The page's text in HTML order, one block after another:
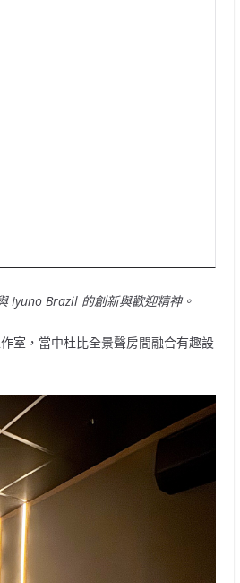
Iyuno Brazil 的創新與歡迎精神。
室，當中杜比全景聲房間融合有趣設